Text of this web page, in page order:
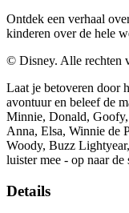
Ontdek een verhaal
kinderen over de hele
© Disney. Alle rechten
Laat je betoveren door
avontuur en beleef de
Minnie, Donald,
Anna, Elsa, Winnie de
Woody, Buzz
luister mee - op naar
Details